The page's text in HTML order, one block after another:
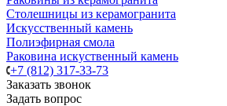
Столешницы из керамогранита
Искусственный камень
Полиэфирная смола
Раковина искуственный камень
+7 (812) 317-33-73
Заказать звонок
Задать вопрос